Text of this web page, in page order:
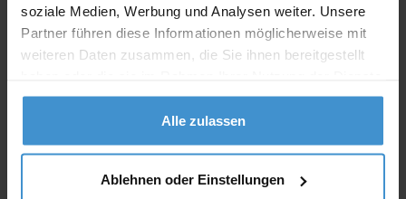
soziale Medien, Werbung und Analysen weiter. Unsere
Partner führen diese Informationen möglicherweise mit
weiteren Daten zusammen, die Sie ihnen bereitgestellt
gesammelt haben.
Alle zulassen
Ablehnen oder Einstellungen
Muster mit Ihrer
Werbeanbringung zur Freigabe
der Produktion:
ca. 10 Werktage
Artikel ohne Werbeanbringung: ca. 3 - 5 Werktage
Muster bestellen